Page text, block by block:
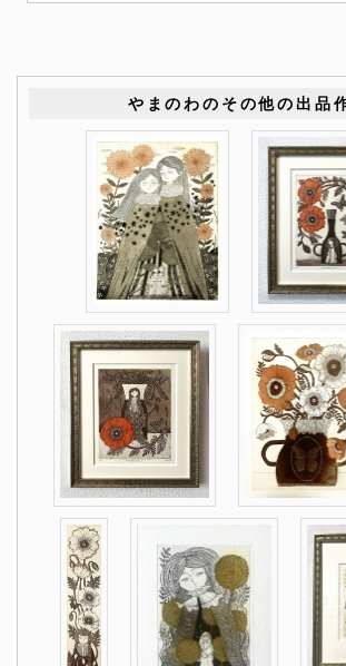
やまのわのその他の出品